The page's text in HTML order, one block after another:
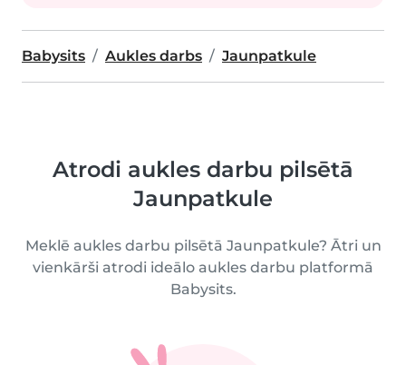
Babysits Aukles darbs Jaunpatkule
Atrodi aukles darbu pilsētā
Jaunpatkule
Meklē aukles darbu pilsētā Jaunpatkule? Ātri un
vienkārši atrodi ideālo aukles darbu platformā
Babysits.